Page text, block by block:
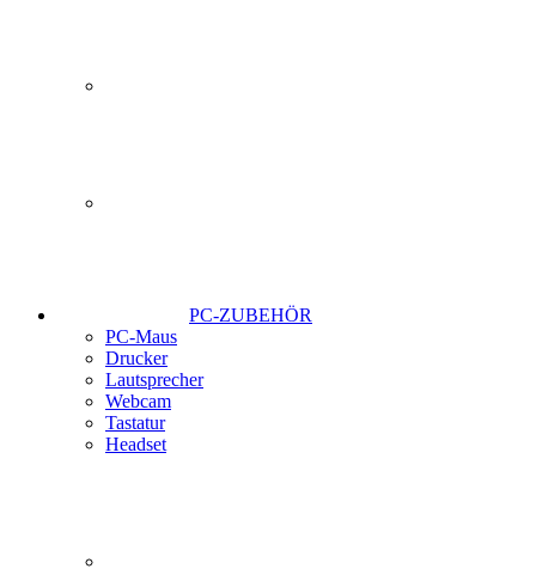
PC-ZUBEHÖR
PC-Maus
Drucker
Lautsprecher
Webcam
Tastatur
Headset